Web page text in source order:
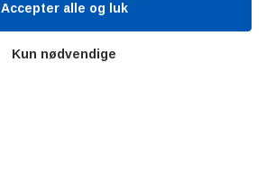
Kun nødvendige
Accepter alle og luk